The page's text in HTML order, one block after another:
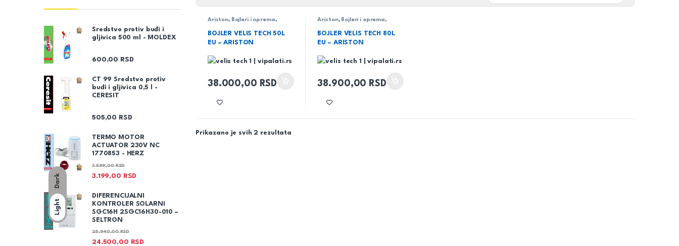
Dark
Light
Ariston, Bojleri i oprema,
Vodovod
BOJLER VELIS TECH 50L
EU – ARISTON
38.000,00 RSD
Ariston, Bojleri i oprema,
Vodovod
BOJLER VELIS TECH 80L
EU – ARISTON
38.900,00 RSD
Prikazano je svih 2 rezultata
Sredstvo protiv buđi i
gljivica 500 ml - MOLDEX
600,00 RSD
CT 99 Sredstvo protiv
buđi i gljivica 0,5 l -
CERESIT
505,00 RSD
TERMO MOTOR
ACTUATOR 230V NC
1770853 - HERZ
3.199,00 RSD
3.599,00RSD
DIFERENCIJALNI
KONTROLER SOLARNI
SGC16H 2SGC16H30-010 –
SELTRON
24.500,00 RSD
25.940,00RSD